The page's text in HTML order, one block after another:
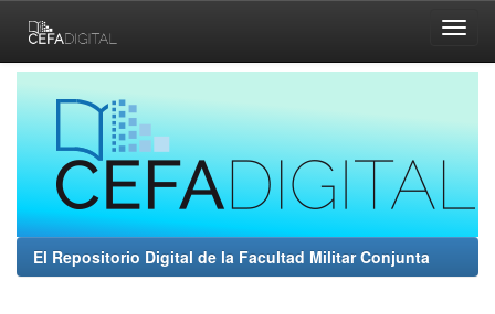
navigation
El Repositorio Digital de la Facultad Militar Conjunta